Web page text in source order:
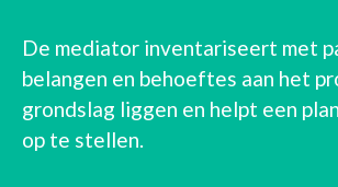
De mediator inventariseert met
belangen en behoeftes aan het
grondslag liggen en helpt een
op te stellen.